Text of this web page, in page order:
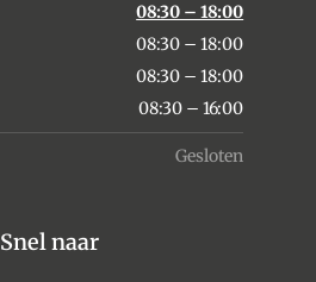
08:30 – 18:00
08:30 – 18:00
08:30 – 18:00
08:30 – 16:00
Gesloten
Snel naar